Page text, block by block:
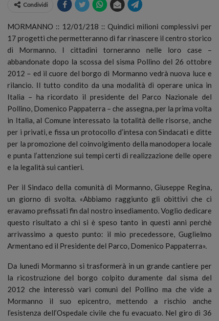
Condividi
MORMANNO :: 12/01/218 :: Quindici milioni complessivi per
17 progetti che permetteranno di far rinascere il centro storico
di Mormanno. I cittadini torneranno nelle loro case –
abbandonate dopo la scossa del sisma Pollino del 26 ottobre
2012 – ed il cuore del borgo di Mormanno vedrà nuova luce e
rilancio. Il tutto condito da una modalità di operare unica in
Italia – ha ricordato il presidente del Parco Nazionale del
Pollino, Domenico Pappaterra – che assegna, per la prima volta
in Italia, al Comune interessato la totalità delle risorse, anche
per i privati, e fissa un protocollo d’intesa con Sindacati e ditte
per la promozione del coinvolgimento della manodopera locale
e punta l’attenzione sui tempi certi di realizzazione delle opere
e la legalità sui cantieri.
Per il Sindaco della comunità di Mormanno, Giuseppe Regina,
un giorno di svolta. «Abbiamo raggiunto gli obittivi che ci
eravamo prefissati fin dal nostro insediamento. Voglio dedicare
questo risultato a chi si è speso tanto in questi anni perchè
arrivassimo a questo punto: il mio precedessore, Guglielmo
Armentano ed il Presidente del Parco, Domenico Pappaterra».
Da lunedì Mormanno si trasformerà in un grande cantiere per
la ricostruzione del borgo colpito duramente dal sisma del
2012 che interessò vari comuni del Pollino ma che vide a
Mormanno il suo epicentro, mettendo a rischio anche
l’esistenza dell’Ospedale civile che fu evacuato. Nel giro di 36